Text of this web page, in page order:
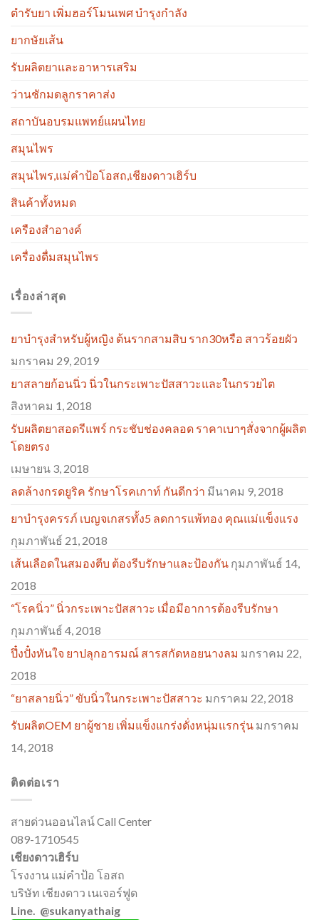
ตำรับยา เพิ่มฮอร์โมนเพศ บำรุงกำลัง
ยากษัยเส้น
รับผลิตยาและอาหารเสริม
ว่านชักมดลูกราคาส่ง
สถาบันอบรมแพทย์แผนไทย
สมุนไพร
สมุนไพร,แม่คำป้อโอสถ,เชียงดาวเฮิร์บ
สินค้าทั้งหมด
เครืองสำอางค์
เครื่องดื่มสมุนไพร
เรื่องล่าสุด
ยาบำรุงสำหรับผู้หญิง ต้นรากสามสิบ ราก30หรือ สาวร้อยผัว
มกราคม 29, 2019
ยาสลายก้อนนิ่ว นิ่วในกระเพาะปัสสาวะและในกรวยไต
สิงหาคม 1, 2018
รับผลิตยาสอดรีแพร์ กระชับช่องคลอด ราคาเบาๆสั่งจากผู้ผลิต
โดยตรง
เมษายน 3, 2018
ลดล้างกรดยูริค รักษาโรคเกาท์ กันดีกว่า มีนาคม 9, 2018
ยาบำรุงครรภ์ เบญจเกสรทั้ง5 ลดการแพ้ทอง คุณแม่แข็งแรง
กุมภาพันธ์ 21, 2018
เส้นเลือดในสมองตีบ ต้องรีบรักษาและป้องกัน กุมภาพันธ์ 14,
2018
“โรคนิ่ว” นิ่วกระเพาะปัสสาวะ เมื่อมีอาการต้องรีบรักษา
กุมภาพันธ์ 4, 2018
ปึ๋งปั๋งทันใจ ยาปลุกอารมณ์ สารสกัดหอยนางลม มกราคม 22,
2018
“ยาสลายนิ่ว” ขับนิ่วในกระเพาะปัสสาวะ มกราคม 22, 2018
รับผลิตOEM ยาผู้ชาย เพิ่มแข็งแกร่งดั่งหนุ่มแรกรุ่น มกราคม
14, 2018
ติดต่อเรา
สายด่วนออนไลน์ Call Center
089-1710545
เชียงดาวเฮิร์บ
โรงงาน แม่คำป้อ โอสถ
บริษัท เชียงดาว เนเจอร์ฟูด
Line. @sukanyathaig